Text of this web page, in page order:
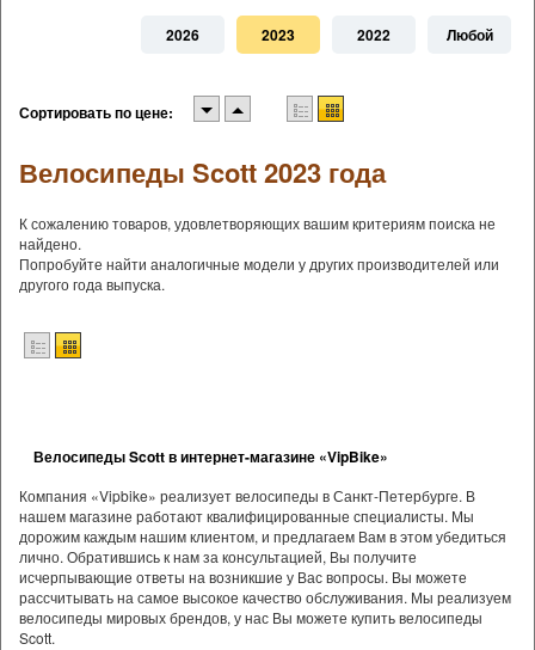
2026 2023 2022 Любой
Сортировать по цене:
Велосипеды Scott 2023 года
К сожалению товаров, удовлетворяющих вашим критериям поиска не
найдено.
Попробуйте найти аналогичные модели у других производителей или
другого года выпуска.
Велосипеды Scott в интернет-магазине «VipBike»
Компания «Vipbike» реализует велосипеды в Санкт-Петербурге. В
нашем магазине работают квалифицированные специалисты. Мы
дорожим каждым нашим клиентом, и предлагаем Вам в этом убедиться
лично. Обратившись к нам за консультацией, Вы получите
исчерпывающие ответы на возникшие у Вас вопросы. Вы можете
рассчитывать на самое высокое качество обслуживания. Мы реализуем
велосипеды мировых брендов, у нас Вы можете купить велосипеды
Scott.